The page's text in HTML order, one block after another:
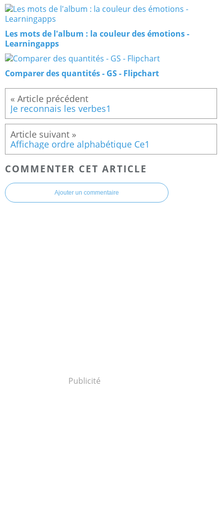
Les mots de l'album : la couleur des émotions -
Learningapps
Comparer des quantités - GS - Flipchart
Je reconnais les verbes1
Affichage ordre alphabétique Ce1
COMMENTER CET ARTICLE
Ajouter un commentaire
Publicité